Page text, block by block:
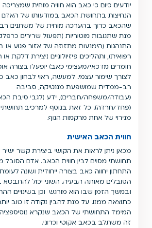
יודעים כיום כי כאב הוא חוויה מוחית
הנחיצות בתחושת הכאב במודעותו של האדם
שהכאב כרוך בהערכה מוחית של משתנים
מנת שתגובות מוטוריות (תפעול שרירים
התנהגות (הימנעות מתזוזה של אזור פגוע
רפואית), ותהליכים פיזיולוגיים (יצירת דלקת
חומרים מדכאי/מעצימי כאב) יופעלו בצורה
לצורך שימור עצמי. למעשה, ראוי לבחון כאב
רב-ממדית שמושפעת מגנטיקה, סביבה
(עבודה/משפחה/חברים), ידע (לגבי סיבת
(פחד/חרדה). כל זאת בנוסף למרכיב תחושתי
מגירוי של אחת מרקמות הגוף.
חווית הכאב האישית
מכאן ניתן לראות את הקושי ביצירת קשר ישיר
תחושתי מסוים לבין חווית הכאב. אדם
התחתון יחווה כאב בצורה ייחודית ושונה
הסובלים מאותה הבעיה. השוני יכול
ובמשך הזמן שבו הוא מורגש וכן בשינויים
כתוצאה ממנו. על מנת להבין נקודה זו טוב
המימד התחושתי של הכאב שנקרא נוסיספציה
זה משתלב בכאב אקוטי וכרוני.